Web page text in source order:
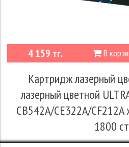
В
4 159 тг.
Картридж лазерный
лазерный цветной
CB542A/CE322A/
1800